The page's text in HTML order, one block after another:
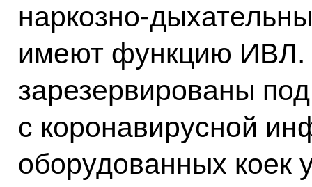
наркозно-
имеют функцию ИВЛ.
зарезервированы
с коронавирусной
оборудованных коек